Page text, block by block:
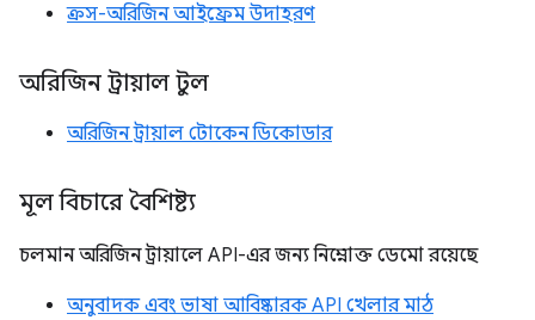
ক্রস-অরিজিন আইফ্রেম উদাহরণ
অরিজিন ট্রায়াল টুল
অরিজিন ট্রায়াল টোকেন ডিকোডার
মূল বিচারে বৈশিষ্ট্য
চলমান অরিজিন ট্রায়ালে API-এর জন্য নিম্নোক্ত ডেমো রয়েছে
অনুবাদক এবং ভাষা আবিষ্কারক API খেলার মাঠ